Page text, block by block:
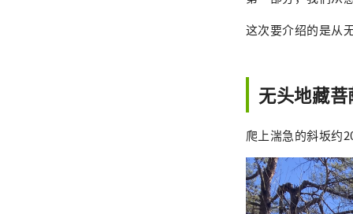
这次要介绍的是从
无头地藏
爬上湍急的斜坂约